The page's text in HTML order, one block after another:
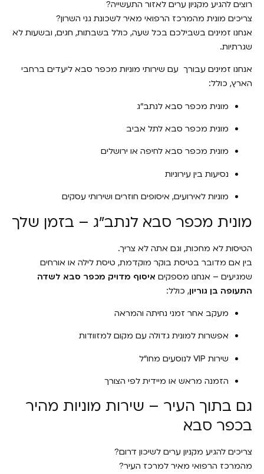
רוצים להגיע מקניון ערים לאזור התעשייה?
צריכים מונית מהמרכז הרפואי מאיר לשכונת גני השרון?
אנחנו זמינים בשבילכם בכל שעה, כולל בשבתות, חגים, ובשעות לא
שגרתיות.
אנחנו זמינים עבורך עם שירותי מוניות מכפר סבא ליעדים ברחבי
הארץ, כולל:
מונית מכפר סבא לנתב"ג
מונית מכפר סבא לתל אביב
מונית מכפר סבא לחיפה או ירושלים
נסיעות בין עירוניות
מוניות לאירועים, איסופים חוזרים ושירותי עסקים
מונית מכפר סבא לנתב"ג – בזמן שלך
הטיסות לא מחכות, וגם אתה לא צריך.
בין אם מדובר בטיסת בוקר מוקדמת, טיסת לילה או אורחים
שמגיעים – אנחנו מספקיםאיסוף מדויק מכפר סבא לשדה
התעופה בן גוריון, כולל:
מעקב אחר זמני נחיתה והמראה
אפשרות למונית גדולה עם מקום למזוודות
שירות VIP לנוסעים מחו"ל
הזמנה מראש או מיידית לפי הצורך
גם בתוך העיר – שירות מוניות מהיר
בכפר סבא
צריכים להגיע מקניון ערים לשיכון דרום?
מהמרכז הרפואי מאיר למרכז העיר?